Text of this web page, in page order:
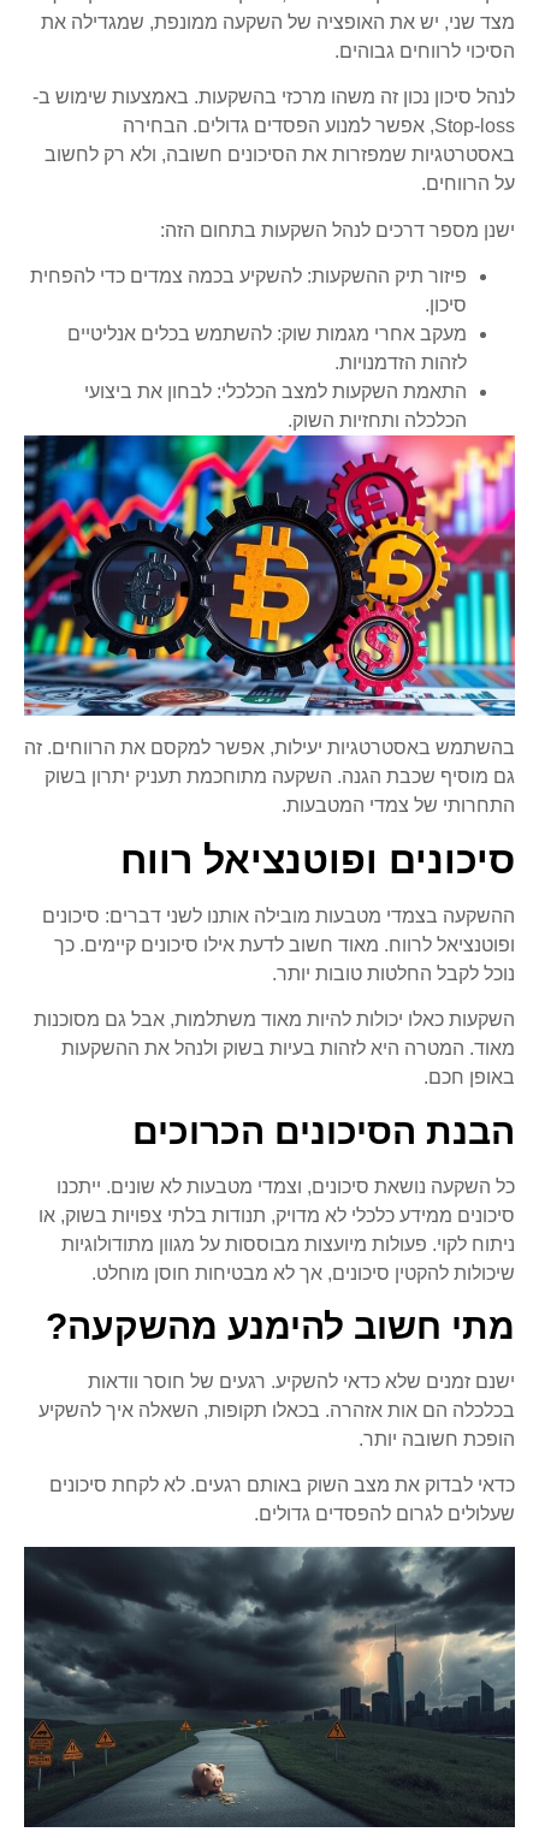
מצד שני, יש את האופציה של השקעה ממונפת, שמגדילה את
הסיכוי לרווחים גבוהים.
לנהל סיכון נכון זה משהו מרכזי בהשקעות. באמצעות שימוש ב-
Stop-loss, אפשר למנוע הפסדים גדולים. הבחירה
באסטרטגיות שמפזרות את הסיכונים חשובה, ולא רק לחשוב
על הרווחים.
ישנן מספר דרכים לנהל השקעות בתחום הזה:
פיזור תיק ההשקעות: להשקיע בכמה צמדים כדי להפחית
סיכון.
מעקב אחרי מגמות שוק: להשתמש בכלים אנליטיים
לזהות הזדמנויות.
התאמת השקעות למצב הכלכלי: לבחון את ביצועי
הכלכלה ותחזיות השוק.
בהשתמש באסטרטגיות יעילות, אפשר למקסם את הרווחים. זה
גם מוסיף שכבת הגנה. השקעה מתוחכמת תעניק יתרון בשוק
התחרותי של צמדי המטבעות.
סיכונים ופוטנציאל רווח
ההשקעה בצמדי מטבעות מובילה אותנו לשני דברים: סיכונים
ופוטנציאל לרווח. מאוד חשוב לדעת אילו סיכונים קיימים. כך
נוכל לקבל החלטות טובות יותר.
השקעות כאלו יכולות להיות מאוד משתלמות, אבל גם מסוכנות
מאוד. המטרה היא לזהות בעיות בשוק ולנהל את ההשקעות
באופן חכם.
הבנת הסיכונים הכרוכים
כל השקעה נושאת סיכונים, וצמדי מטבעות לא שונים. ייתכנו
סיכונים ממידע כלכלי לא מדויק, תנודות בלתי צפויות בשוק, או
ניתוח לקוי. פעולות מיועצות מבוססות על מגוון מתודולוגיות
שיכולות להקטין סיכונים, אך לא מבטיחות חוסן מוחלט.
מתי חשוב להימנע מהשקעה?
ישנם זמנים שלא כדאי להשקיע. רגעים של חוסר וודאות
בכלכלה הם אות אזהרה. בכאלו תקופות, השאלה איך להשקיע
הופכת חשובה יותר.
כדאי לבדוק את מצב השוק באותם רגעים. לא לקחת סיכונים
שעלולים לגרום להפסדים גדולים.